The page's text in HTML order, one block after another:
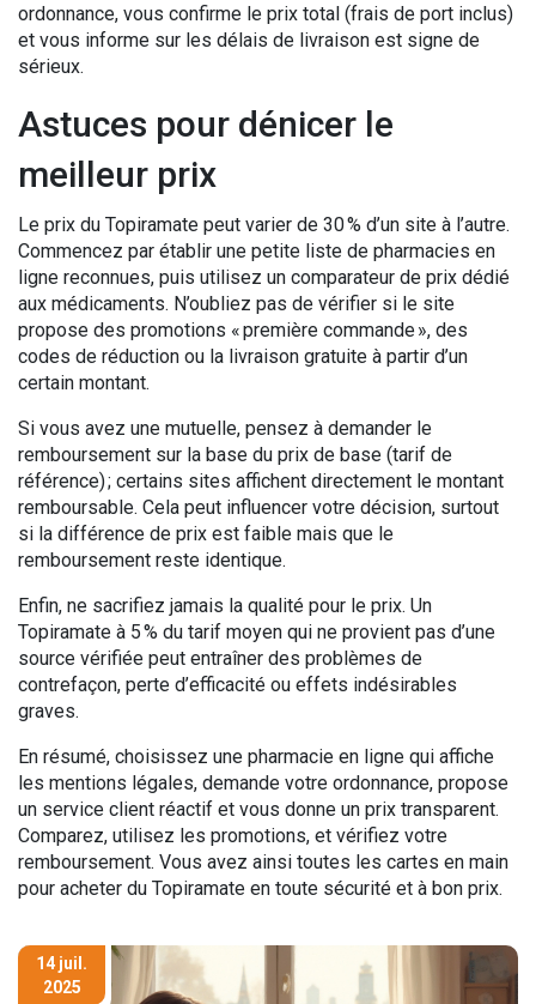
ordonnance, vous confirme le prix total (frais de port inclus)
et vous informe sur les délais de livraison est signe de
sérieux.
Astuces pour dénicer le
meilleur prix
Le prix du Topiramate peut varier de 30 % d’un site à l’autre.
Commencez par établir une petite liste de pharmacies en
ligne reconnues, puis utilisez un comparateur de prix dédié
aux médicaments. N’oubliez pas de vérifier si le site
propose des promotions « première commande », des
codes de réduction ou la livraison gratuite à partir d’un
certain montant.
Si vous avez une mutuelle, pensez à demander le
remboursement sur la base du prix de base (tarif de
référence) ; certains sites affichent directement le montant
remboursable. Cela peut influencer votre décision, surtout
si la différence de prix est faible mais que le
remboursement reste identique.
Enfin, ne sacrifiez jamais la qualité pour le prix. Un
Topiramate à 5 % du tarif moyen qui ne provient pas d’une
source vérifiée peut entraîner des problèmes de
contrefaçon, perte d’efficacité ou effets indésirables
graves.
En résumé, choisissez une pharmacie en ligne qui affiche
les mentions légales, demande votre ordonnance, propose
un service client réactif et vous donne un prix transparent.
Comparez, utilisez les promotions, et vérifiez votre
remboursement. Vous avez ainsi toutes les cartes en main
pour acheter du Topiramate en toute sécurité et à bon prix.
14 juil.
2025